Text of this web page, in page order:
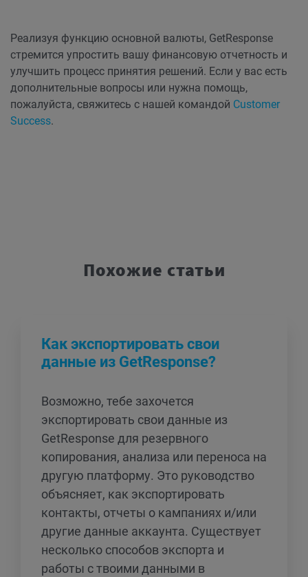
Реализуя функцию основной валюты, GetResponse
стремится упростить вашу финансовую отчетность и
улучшить процесс принятия решений. Если у вас есть
дополнительные вопросы или нужна помощь,
пожалуйста, свяжитесь с нашей командой Customer
Success.
Похожие статьи
Как экспортировать свои
данные из GetResponse?
Возможно, тебе захочется
экспортировать свои данные из
GetResponse для резервного
копирования, анализа или переноса на
другую платформу. Это руководство
объясняет, как экспортировать
контакты, отчеты о кампаниях и/или
другие данные аккаунта. Существует
несколько способов экспорта и
работы с твоими данными в